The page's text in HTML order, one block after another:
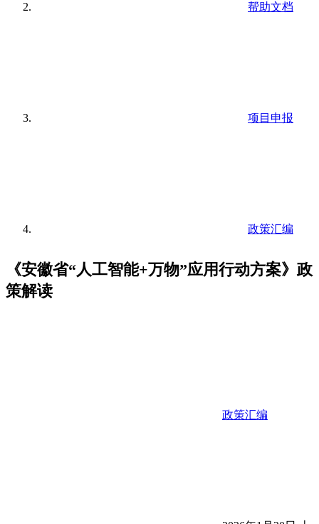
帮助文档
项目申报
政策汇编
《安徽省“人工智能+万物”应用行动方案》政
策解读
政策汇编